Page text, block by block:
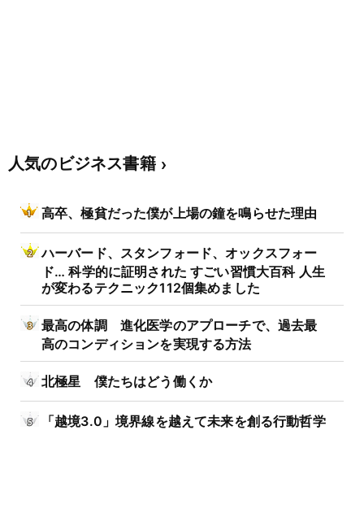
人気のビジネス書籍
高卒、極貧だった僕が上場の鐘を鳴らせた理由
ハーバード、スタンフォード、オックスフォー
ド… 科学的に証明された すごい習慣大百科 人生
が変わるテクニック112個集めました
最高の体調 進化医学のアプローチで、過去最
高のコンディションを実現する方法
北極星 僕たちはどう働くか
「越境3.0」境界線を越えて未来を創る行動哲学